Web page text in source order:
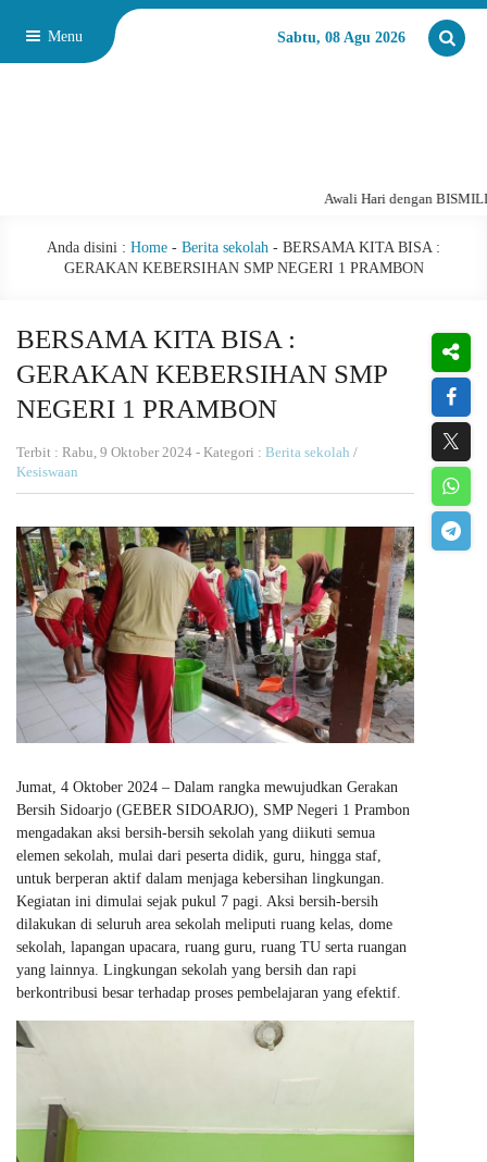
Menu Sabtu, 08 Agu 2026
Awali Hari dengan
Anda disini : Home - Berita sekolah - BERSAMA KITA BISA :
GERAKAN KEBERSIHAN SMP NEGERI 1 PRAMBON
BERSAMA KITA BISA :
GERAKAN KEBERSIHAN SMP
NEGERI 1 PRAMBON
Terbit : Rabu, 9 Oktober 2024 - Kategori : Berita sekolah /
Kesiswaan
Jumat, 4 Oktober 2024 – Dalam rangka mewujudkan Gerakan
Bersih Sidoarjo (GEBER SIDOARJO), SMP Negeri 1 Prambon
mengadakan aksi bersih-bersih sekolah yang diikuti semua
elemen sekolah, mulai dari peserta didik, guru, hingga staf,
untuk berperan aktif dalam menjaga kebersihan lingkungan.
Kegiatan ini dimulai sejak pukul 7 pagi. Aksi bersih-bersih
dilakukan di seluruh area sekolah meliputi ruang kelas, dome
sekolah, lapangan upacara, ruang guru, ruang TU serta ruangan
yang lainnya. Lingkungan sekolah yang bersih dan rapi
berkontribusi besar terhadap proses pembelajaran yang efektif.